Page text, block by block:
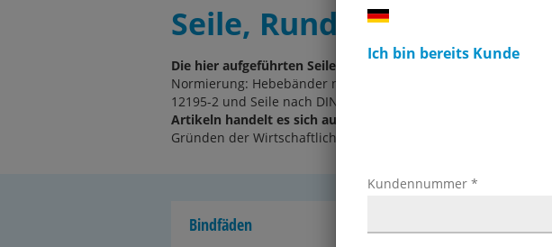
Ich bin bereits Kunde
Kundennummer *
Seile, Rundschlingen,
Die hier aufgeführten Seile, Kordeln und Hebezeuge setzen
Normierung: Hebebänder nach DIN EN 1492-1,
12195-2 und Seile nach DIN EN 699 in vielen
Artikeln handelt es sich ausschließlich um von uns geprüfte
Gründen der Wirtschaftlichkeit nur Großknäule und komplette
Bind­fä­den